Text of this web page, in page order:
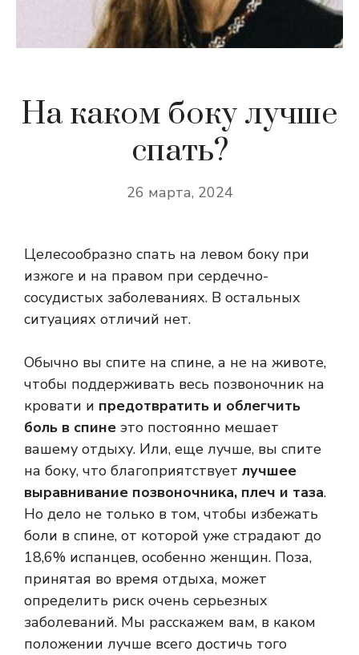
На каком боку лучше
спать?
26 марта, 2024
Целесообразно спать на левом боку при
изжоге и на правом при сердечно-
сосудистых заболеваниях. В остальных
ситуациях отличий нет.
Обычно вы спите на спине, а не на животе,
чтобы поддерживать весь позвоночник на
кровати и предотвратить и облегчить
боль в спине это постоянно мешает
вашему отдыху. Или, еще лучше, вы спите
на боку, что благоприятствует лучшее
выравнивание позвоночника, плеч и таза.
Но дело не только в том, чтобы избежать
боли в спине, от которой уже страдают до
18,6% испанцев, особенно женщин. Поза,
принятая во время отдыха, может
определить риск очень серьезных
заболеваний. Мы расскажем вам, в каком
положении лучше всего достичь того